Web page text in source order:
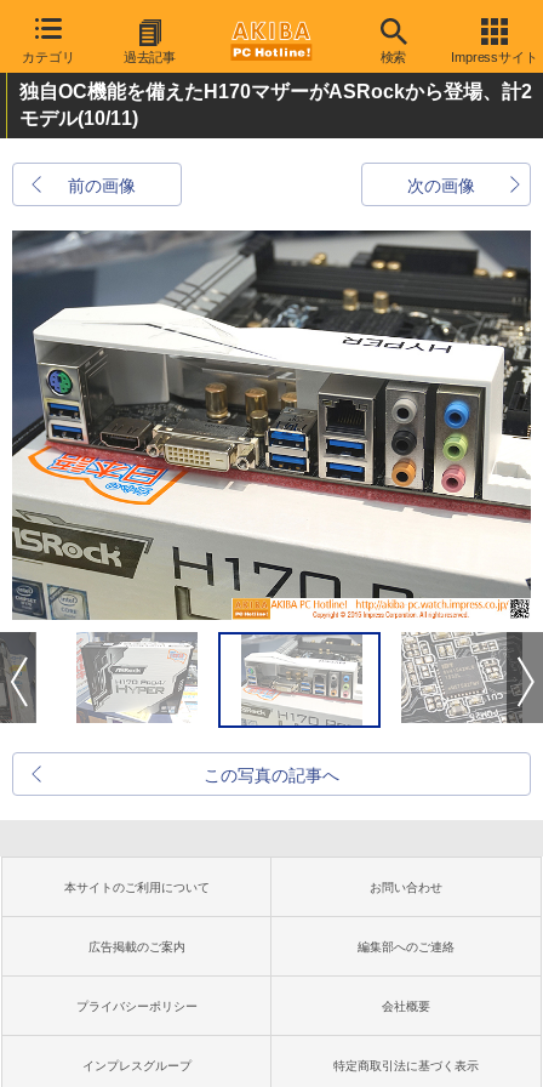
カテゴリ 過去記事 検索 Impressサイト
独自OC機能を備えたH170マザーがASRockから登場、計2
モデル(10/11)
前の画像 次の画像
この写真の記事へ
本サイトのご利用について お問い合わせ
広告掲載のご案内 編集部へのご連絡
プライバシーポリシー 会社概要
インプレスグループ 特定商取引法に基づく表示